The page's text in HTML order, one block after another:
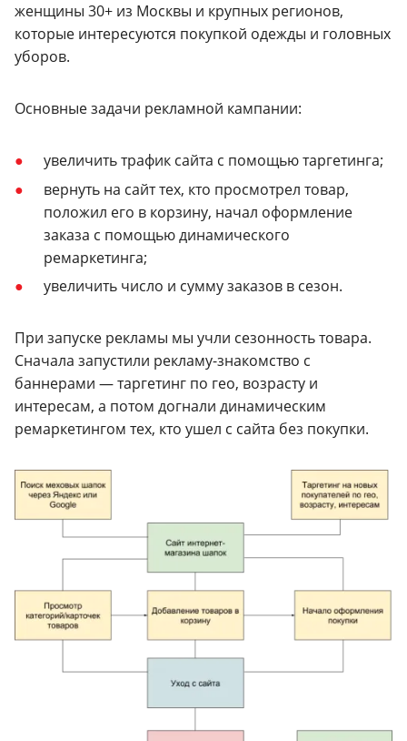
женщины 30+ из Москвы и крупных регионов,
которые интересуются покупкой одежды и головных
уборов.
Основные задачи рекламной кампании:
увеличить трафик сайта с помощью таргетинга;
вернуть на сайт тех, кто просмотрел товар,
положил его в корзину, начал оформление
заказа с помощью динамического
ремаркетинга;
увеличить число и сумму заказов в сезон.
При запуске рекламы мы учли сезонность товара.
Сначала запустили рекламу-знакомство с
баннерами — таргетинг по гео, возрасту и
интересам, а потом догнали динамическим
ремаркетингом тех, кто ушел с сайта без покупки.